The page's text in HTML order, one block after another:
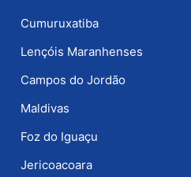
Cumuruxatiba
Lençóis Maranhenses
Campos do Jordão
Maldivas
Foz do Iguaçu
Jericoacoara